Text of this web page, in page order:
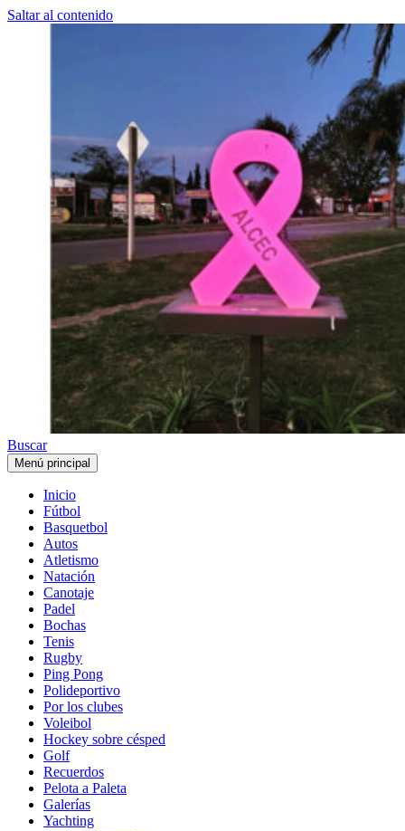
Saltar al contenido
Buscar
Menú principal
Inicio
Fútbol
Basquetbol
Autos
Atletismo
Natación
Canotaje
Padel
Bochas
Tenis
Rugby
Ping Pong
Polideportivo
Por los clubes
Voleibol
Hockey sobre césped
Golf
Recuerdos
Pelota a Paleta
Galerías
Yachting